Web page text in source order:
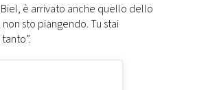
è arrivato anche quello dello
sto piangendo. Tu stai